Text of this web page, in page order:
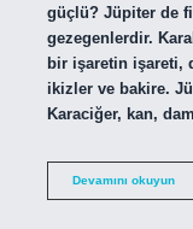
güçlü? Jüpiter de
gezegenlerdir.
bir işaretin işareti,
ikizler ve bakire.
Karaciğer, kan,
Devamını okuyun